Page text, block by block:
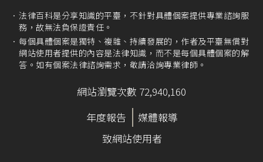
法律百科是分享知識的平臺，不針對具體個案提供專業諮詢服
務，故無法負保證責任。
每個具體個案是獨特、複雜、持續發展的，作者及平臺無償對
網站使用者提供的內容是法律知識，而不是每個具體個案的解
答。如有個案法律諮詢需求，敬請洽詢專業律師。
網站瀏覽次數 72,940,160
年度報告
媒體報導
致網站使用者